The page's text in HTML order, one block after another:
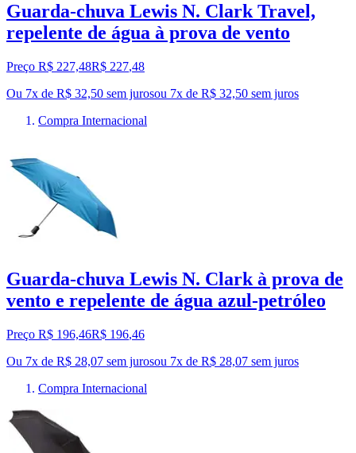
Guarda-chuva Lewis N. Clark Travel,
repelente de água à prova de vento
Preço R$ 227,48R$ 227,48
Ou 7x de R$ 32,50 sem jurosou 7x de R$ 32,50 sem juros
Compra Internacional
Guarda-chuva Lewis N. Clark à prova de
vento e repelente de água azul-petróleo
Preço R$ 196,46R$ 196,46
Ou 7x de R$ 28,07 sem jurosou 7x de R$ 28,07 sem juros
Compra Internacional